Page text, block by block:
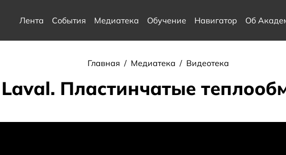
Лента События Медиатека Обучение Навигатор Об
Главная / Медиатека / Видеотека
Пластинчатые